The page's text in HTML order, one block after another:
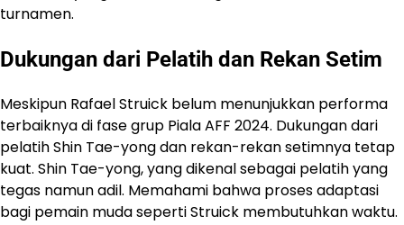
turnamen.
Dukungan dari Pelatih dan Rekan Setim
Meskipun Rafael Struick belum menunjukkan performa
terbaiknya di fase grup Piala AFF 2024. Dukungan dari
pelatih Shin Tae-yong dan rekan-rekan setimnya tetap
kuat. Shin Tae-yong, yang dikenal sebagai pelatih yang
tegas namun adil. Memahami bahwa proses adaptasi
bagi pemain muda seperti Struick membutuhkan waktu.